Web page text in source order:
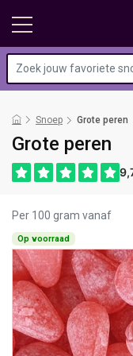
Snoep Grote peren
Grote peren
Per 100 gram vanaf
Op voorraad